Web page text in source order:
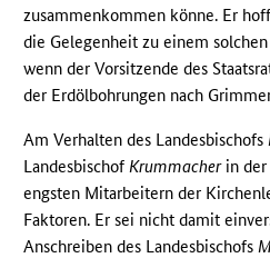
zusammenkommen könne. Er
die Gelegenheit zu einem
wenn der Vorsitzende des
der Erdölbohrungen nach
Am Verhalten des Landesbischofs
Landesbischof Krummacherin der
engsten Mitarbeitern der
Faktoren. Er sei nicht damit
Anschreiben des Landesbischofs